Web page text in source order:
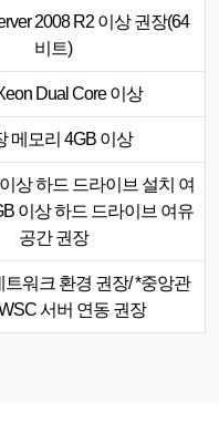
2008 R2 이상 권장(64
비트)
Dual Core 이상
메모리 4GB 이상
상 하드 드라이브 설치 여
이상 하드 드라이브 여유
공간 권장
트워크 환경 권장/ *중앙관
서버 연동 권장